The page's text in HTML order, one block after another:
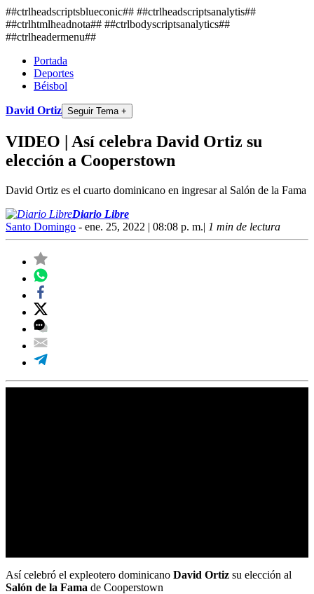
##ctrlheadscriptsblueconic## ##ctrlheadscriptsanalytis##
##ctrlhtmlheadnota## ##ctrlbodyscriptsanalytics##
##ctrlheadermenu##
Portada
Deportes
Béisbol
David Ortiz Seguir Tema +
VIDEO | Así celebra David Ortiz su
elección a Cooperstown
David Ortiz es el cuarto dominicano en ingresar al Salón de la Fama
Diario Libre
Santo Domingo - ene. 25, 2022 | 08:08 p. m.| 1 min de lectura
Así celebró el expleotero dominicano David Ortiz su elección al
Salón de la Fama de Cooperstown